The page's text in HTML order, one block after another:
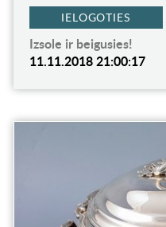
IELOGOTIES
Izsole ir beigusies!
11.11.2018 21:00:17